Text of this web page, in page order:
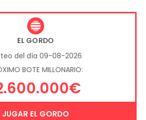
EL GORDO
del día 09-08-2026
BOTE MILLONARIO:
JUGAR EL GORDO